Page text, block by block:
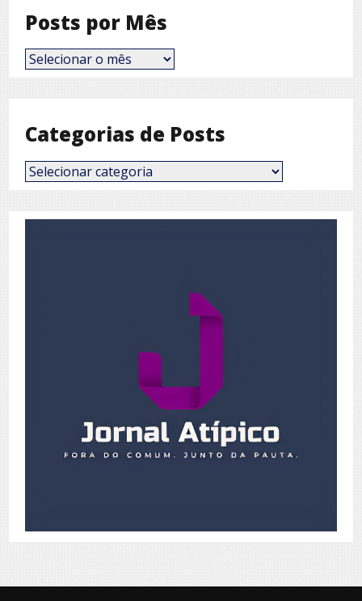
Posts por Mês
Posts
por
Categorias de Posts
Categorias
de